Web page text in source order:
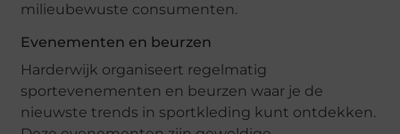
milieubewuste consumenten.
Evenementen en beurzen
Harderwijk organiseert regelmatig
sportevenementen en beurzen waar je de
nieuwste trends in sportkleding kunt ontdekken.